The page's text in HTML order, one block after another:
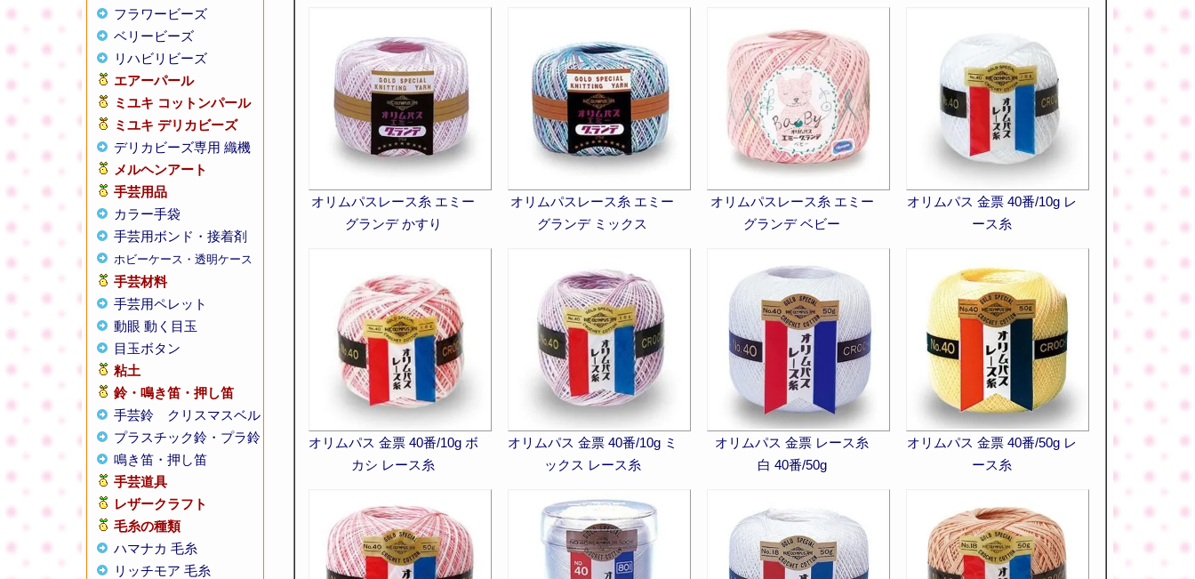
フラワービーズ
ベリービーズ
リハビリビーズ
エアーパール
ミユキ コットンパール
ミユキ デリカビーズ
デリカビーズ専用 織機
メルヘンアート
手芸用品
カラー手袋
手芸用ボンド・接着剤
ホビーケース・透明ケース
手芸材料
手芸用ペレット
動眼 動く目玉
目玉ボタン
粘土
鈴・鳴き笛・押し笛
手芸鈴
クリスマスベル
プラスチック鈴・プラ鈴
鳴き笛・押し笛
手芸道具
レザークラフト
毛糸の種類
ハマナカ 毛糸
リッチモア 毛糸
オリムパスレース糸 エミー
グランデ かすり
オリムパスレース糸 エミー
グランデ ミックス
オリムパスレース糸 エミー
グランデ ベビー
オリムパス 金票 40番/10g レ
ース糸
オリムパス 金票 40番/10g ボ
カシ レース糸
オリムパス 金票 40番/10g ミ
ックス レース糸
オリムパス 金票 レース糸
白 40番/50g
オリムパス 金票 40番/50g レ
ース糸